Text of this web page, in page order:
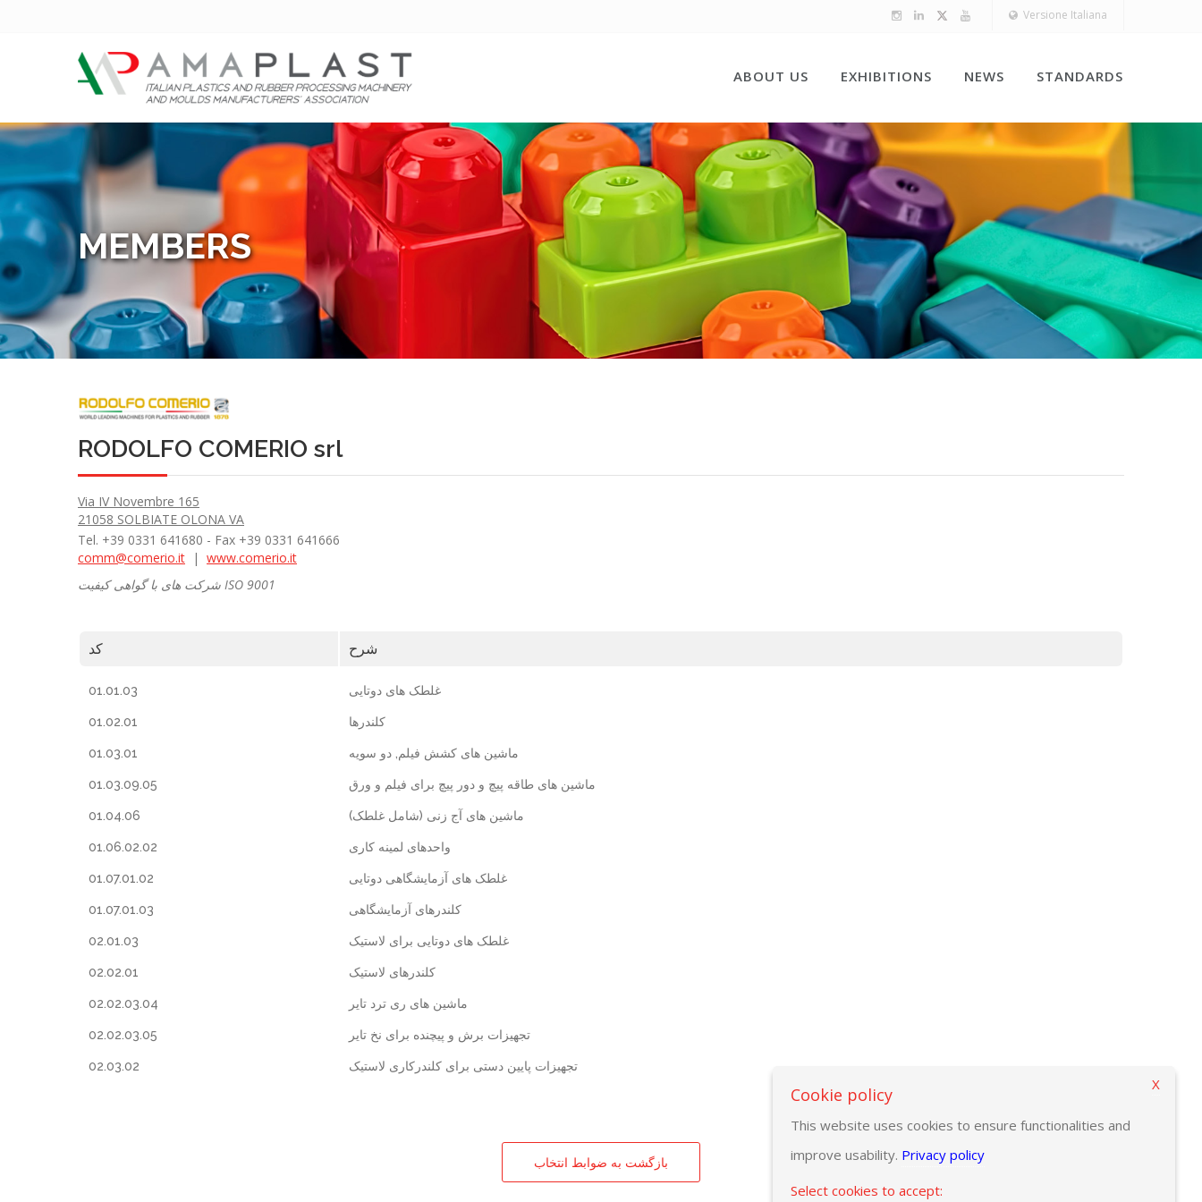
Versione Italiana
ABOUT US EXHIBITIONS NEWS STANDARDS
MEMBERS
RODOLFO COMERIO srl
Via IV Novembre 165
21058 SOLBIATE OLONA VA
Tel. +39 0331 641680 - Fax +39 0331 641666
comm@comerio.it | www.comerio.it
شرکت های با گواهی کیفیت ISO 9001
کد شرح
01.01.03 غلطک های دوتایی
01.02.01 کلندرها
01.03.01 ماشین های کشش فیلم, دو سویه
01.03.09.05 ماشین های طاقه پیچ و دور پیچ برای فیلم و ورق
01.04.06 ماشین های آج زنی (شامل غلطک)
01.06.02.02 واحدهای لمینه کاری
01.07.01.02 غلطک های آزمایشگاهی دوتایی
01.07.01.03 کلندرهای آزمایشگاهی
02.01.03 غلطک های دوتایی برای لاستیک
02.02.01 کلندرهای لاستیک
02.02.03.04 ماشین های ری ترد تایر
02.02.03.05 تجهیزات برش و پیچنده برای نخ تایر
02.03.02 تجهیزات پایین دستی برای کلندرکاری لاستیک
بازگشت به ضوابط انتخاب
Cookie policy
This website uses cookies to ensure functionalities and
improve usability. Privacy policy
Select cookies to accept:
X